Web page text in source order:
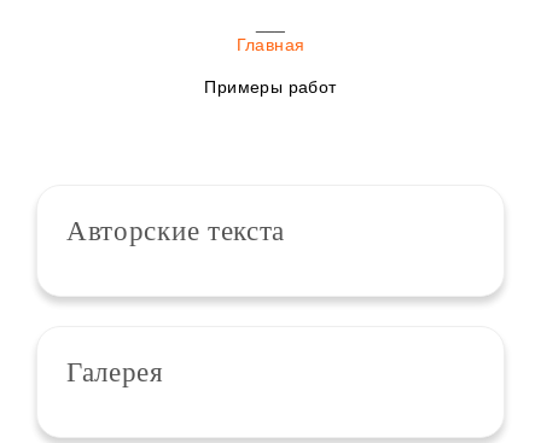
Главная
Примеры работ
Авторские текста
Галерея